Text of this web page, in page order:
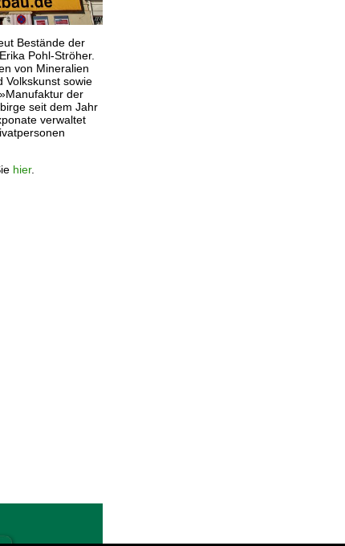
Bestände der
Pohl-Ströher.
von Mineralien
Volkskunst sowie
der
seit dem Jahr
verwaltet
hier.